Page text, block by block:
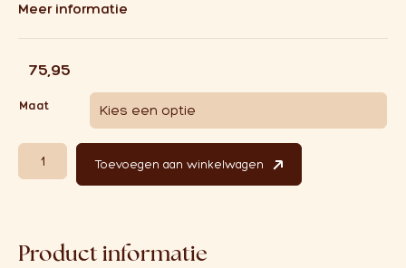
Meer informatie
75,95
Maat
Hvid Cardigan Inga Mocha aantal
Toevoegen aan winkelwagen
Product informatie